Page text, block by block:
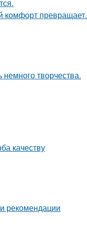
комфорт превращает.
творчества.
качеству
рекомендации